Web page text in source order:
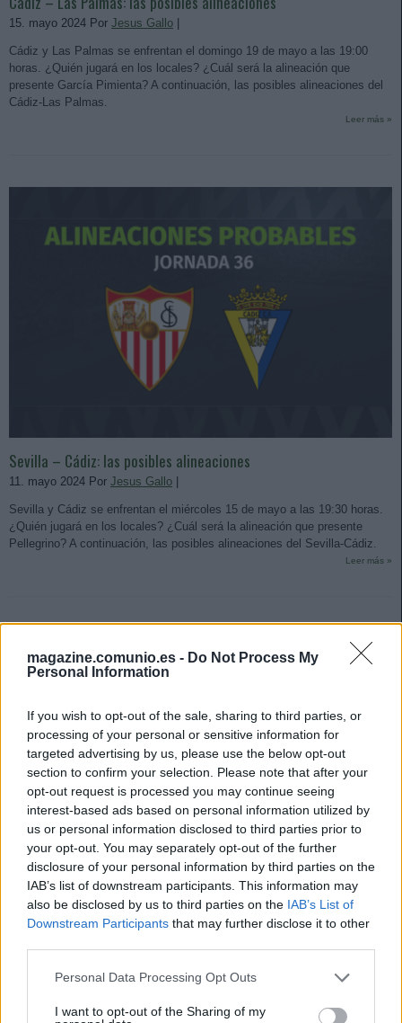
magazine.comunio.es - Do Not Process My
Personal Information
If you wish to opt-out of the sale, sharing to third parties, or
processing of your personal or sensitive information for
targeted advertising by us, please use the below opt-out
section to confirm your selection. Please note that after your
opt-out request is processed you may continue seeing
interest-based ads based on personal information utilized by
us or personal information disclosed to third parties prior to
your opt-out. You may separately opt-out of the further
disclosure of your personal information by third parties on the
IAB’s list of downstream participants. This information may
also be disclosed by us to third parties on the IAB’s List of
Downstream Participants that may further disclose it to other
Please note that this website/app uses one or more Google
not limited to your visit or usage behaviour. You may click to
Personal Data Processing Opt Outs
I want to opt-out of the Sharing of my
15. mayo 2024 Por Jesus Gallo |
Cádiz y Las Palmas se enfrentan el domingo 19 de mayo a las 19:00
horas. ¿Quién jugará en los locales? ¿Cuál será la alineación que
presente García Pimienta? A continuación, las posibles alineaciones del
Cádiz-Las Palmas.
Leer más »
Sevilla – Cádiz: las posibles alineaciones
11. mayo 2024 Por Jesus Gallo |
Sevilla y Cádiz se enfrentan el miércoles 15 de mayo a las 19:30 horas.
¿Quién jugará en los locales? ¿Cuál será la alineación que presente
Pellegrino? A continuación, las posibles alineaciones del Sevilla-Cádiz.
Leer más »
Cádiz – Getafe: las posibles alineaciones
5. mayo 2024 PorJesus Gallo|
Cádiz y Getafe se enfrentan el sábado 12 de mayo a las 14:00 horas.
Bordalás? A continuación, las posibles alineaciones del Cádiz-Getafe.